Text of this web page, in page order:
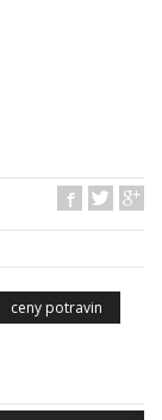
ceny potravin